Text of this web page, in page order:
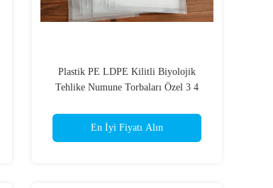
Plastik PE LDPE Kilitli Biyolojik
Tehlike Numune Torbaları Özel 3 4
En İyi Fiyatı Alın